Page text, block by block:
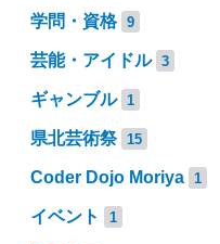
学問・資格 9
芸能・アイドル 3
ギャンブル 1
県北芸術祭 15
Coder Dojo Moriya 1
イベント 1